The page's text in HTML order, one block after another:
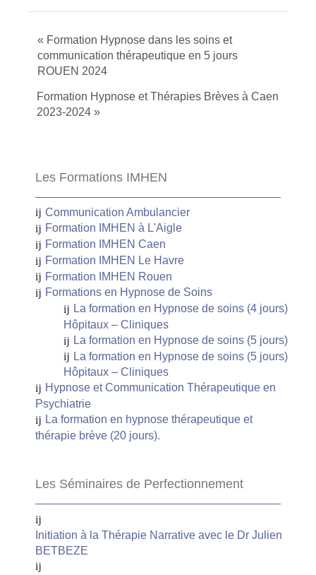
« Formation Hypnose dans les soins et
communication thérapeutique en 5 jours
ROUEN 2024
Formation Hypnose et Thérapies Brèves à Caen
2023-2024 »
Les Formations IMHEN
Communication Ambulancier
Formation IMHEN à L'Aigle
Formation IMHEN Caen
Formation IMHEN Le Havre
Formation IMHEN Rouen
Formations en Hypnose de Soins
La formation en Hypnose de soins (4 jours)
Hôpitaux – Cliniques
La formation en Hypnose de soins (5 jours)
La formation en Hypnose de soins (5 jours)
Hôpitaux – Cliniques
Hypnose et Communication Thérapeutique en
Psychiatrie
La formation en hypnose thérapeutique et
thérapie brève (20 jours).
Les Séminaires de Perfectionnement
Initiation à la Thérapie Narrative avec le Dr Julien
BETBEZE